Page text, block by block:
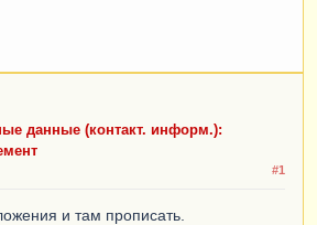
данные (контакт. информ.):
#1
и там прописать.